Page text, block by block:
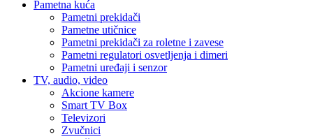
Pametna kuća
Pametni prekidači
Pametne utičnice
Pametni prekidači za roletne i zavese
Pametni regulatori osvetljenja i dimeri
Pametni uređaji i senzor
TV, audio, video
Akcione kamere
Smart TV Box
Televizori
Zvučnici